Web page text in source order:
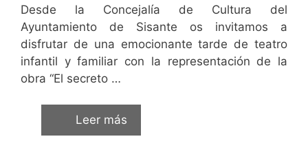
Desde la Concejalía de Cultura del
Ayuntamiento de Sisante os invitamos a
disfrutar de una emocionante tarde de teatro
infantil y familiar con la representación de la
obra “El secreto …
Leer más